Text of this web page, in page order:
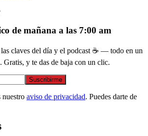
de mañana a las 7:00 am
claves del día y el podcast ☕ — todo en un
Gratis, y te das de baja con un clic.
Suscribirme
nuestro aviso de privacidad. Puedes darte de